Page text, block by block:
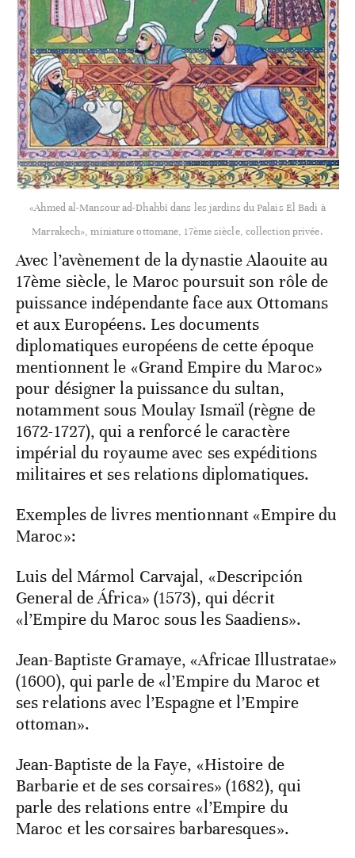
«Ahmed al-Mansour ad-Dhahbî dans les jardins du Palais El Badi à
Marrakech», miniature ottomane, 17ème siècle, collection privée.
Avec l’avènement de la dynastie Alaouite au
17ème siècle, le Maroc poursuit son rôle de
puissance indépendante face aux Ottomans
et aux Européens. Les documents
diplomatiques européens de cette époque
mentionnent le «Grand Empire du Maroc»
pour désigner la puissance du sultan,
notamment sous Moulay Ismaïl (règne de
1672-1727), qui a renforcé le caractère
impérial du royaume avec ses expéditions
militaires et ses relations diplomatiques.
Exemples de livres mentionnant «Empire du
Maroc»:
Luis del Mármol Carvajal, «Descripción
General de África» (1573), qui décrit
«l’Empire du Maroc sous les Saadiens».
Jean-Baptiste Gramaye, «Africae Illustratae»
(1600), qui parle de «l’Empire du Maroc et
ses relations avec l’Espagne et l’Empire
ottoman».
Jean-Baptiste de la Faye, «Histoire de
Barbarie et de ses corsaires» (1682), qui
parle des relations entre «l’Empire du
Maroc et les corsaires barbaresques».